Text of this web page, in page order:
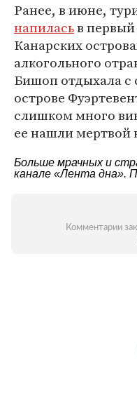
Ранее, в июне,
напиласьв
Канарских
алкогольного
Бишоп отдыхала с
острове
слишком много
ее нашли мертвой
Больше мрачных и
канале «Лента дна».
Комментарии